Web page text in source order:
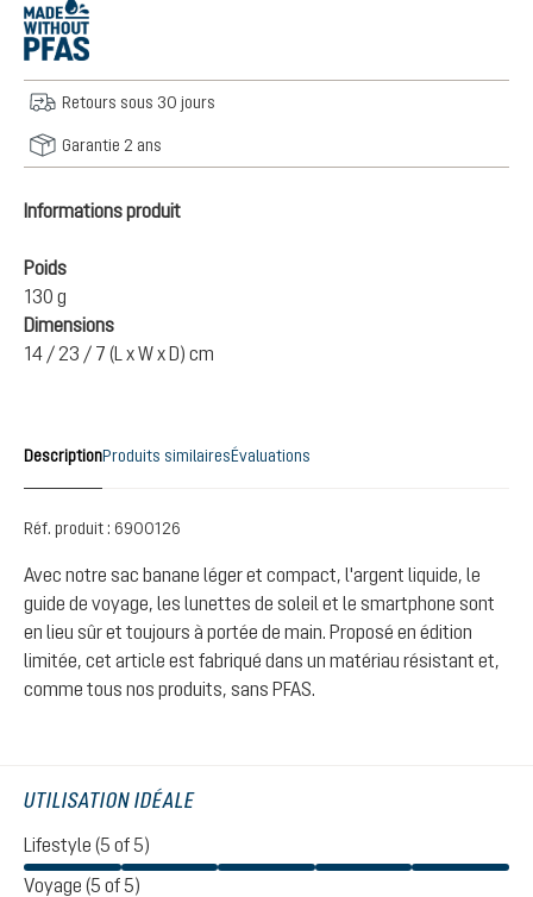
Retours sous 30 jours
Garantie 2 ans
Informations produit
Poids
130 g
Dimensions
14 / 23 / 7 (L x W x D) cm
DescriptionProduits similairesÉvaluations
Réf. produit : 6900126
Avec notre sac banane léger et compact, l'argent liquide, le
guide de voyage, les lunettes de soleil et le smartphone sont
en lieu sûr et toujours à portée de main. Proposé en édition
limitée, cet article est fabriqué dans un matériau résistant et,
comme tous nos produits, sans PFAS.
UTILISATION IDÉALE
Lifestyle (5 of 5)
Voyage (5 of 5)